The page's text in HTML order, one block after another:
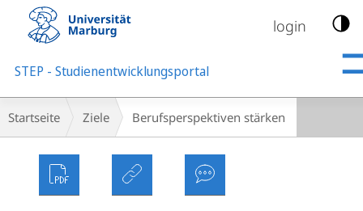
Mobile-
Navigation
login
STEP - Studienentwicklungsportal
Breadcrumb-
Navigation
Startseite Ziele Berufsperspektiven stärken